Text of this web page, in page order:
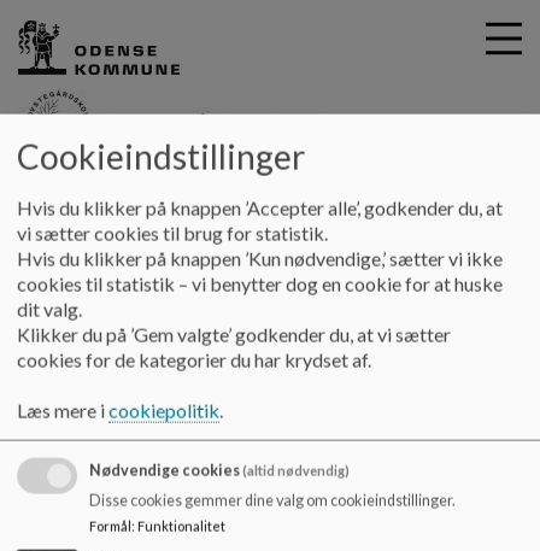
i
Provstegårdskolen
Afdelinger
Afdelinger
Afdelinger
Provstegårdskolen
Middelfartvej 180, 5200 Odense V
Cookieindstillinger
Hvis du klikker på knappen ’Accepter alle’, godkender du, at
vi sætter cookies til brug for statistik.
Hvis du klikker på knappen ’Kun nødvendige,’ sætter vi ikke
cookies til statistik – vi benytter dog en cookie for at huske
dit valg.
Klikker du på ’Gem valgte’ godkender du, at vi sætter
cookies for de kategorier du har krydset af.
Læs mere icookiepolitik.
Nødvendige cookies(altid nødvendig)
Disse cookies gemmer dine valg om cookieindstillinger.
Formål: Funktionalitet